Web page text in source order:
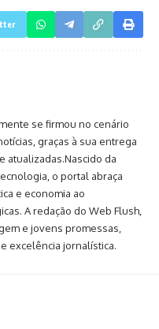
se firmou no cenário
graças à sua entrega
atualizadas.Nascido da
o portal abraça
e economia ao
A redação do Web Flush,
e jovens promessas,
excelência jornalística.